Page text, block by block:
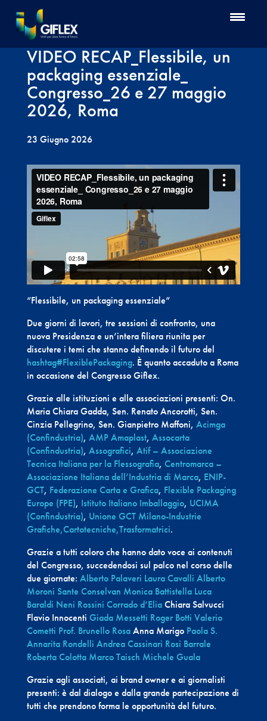
VIDEO RECAP_Flessibile, un
packaging essenziale_
Congresso_26 e 27 maggio
2026, Roma
23 Giugno 2026
“Flessibile, un packaging essenziale”
Due giorni di lavori, tre sessioni di confronto, una
nuova Presidenza e un’intera filiera riunita per
discutere i temi che stanno definendo il futuro del
hashtag#FlexiblePackaging. È quanto accaduto a Roma
in occasione del Congresso Giflex.
Grazie alle istituzioni e alle associazioni presenti: On.
Maria Chiara Gadda, Sen. Renato Ancorotti, Sen.
Cinzia Pellegrino, Sen. Gianpietro Maffoni, Acimga
(Confindustria), AMP Amaplast, Assocarta
(Confindustria), Assografici, Atif – Associazione
Tecnica Italiana per la Flessografia, Centromarca –
Associazione Italiana dell’Industria di Marca, ENIP-
GCT, Federazione Carta e Grafica, Flexible Packaging
Europe (FPE), Istituto Italiano Imballaggio, UCIMA
(Confindustria), Unione GCT Milano-Industrie
Grafiche,Cartotecniche,Trasformatrici.
Grazie a tutti coloro che hanno dato voce ai contenuti
del Congresso, succedendosi sul palco nel corso delle
due giornate: Alberto Palaveri Laura Cavalli Alberto
Moroni Sante Conselvan Monica Battistella Luca
Baraldi Neni Rossini Corrado d’EliaChiara Salvucci
Flavio Innocenti Giada Messetti Roger Botti Valerio
Cometti Prof. Brunello RosaAnna Marigo Paola S.
Annarita Rondelli Andrea Cassinari Rosi Barrale
Roberta Colotta Marco Taisch Michele Guala
Grazie agli associati, ai brand owner e ai giornalisti
presenti: è dal dialogo e dalla grande partecipazione di
tutti che prendono forma le opportunità del futuro.